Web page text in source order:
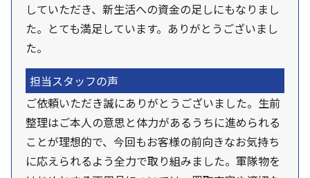
していただき、新生活への資金の足しにもなりまし
た。とても満足しています。ありがとうございまし
た。
担当スタッフの声
ご依頼いただき誠にありがとうございました。生前
整理はご本人の意思と体力があるうちに進められる
ことが理想的で、今回もお客様の前向きなお気持ち
に応えられるよう全力で取り組みました。軍隊物を